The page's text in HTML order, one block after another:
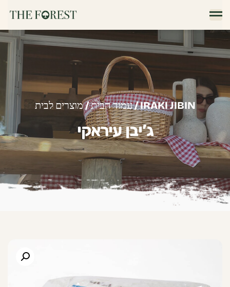
עמוד הבית/מוצרים לבית / IRAKI JIBIN
ג’יבן עיראקי